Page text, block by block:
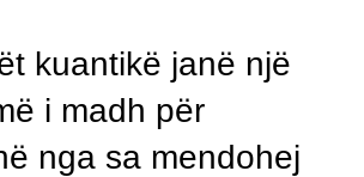
kuantikë janë një
i madh për
nga sa mendohej